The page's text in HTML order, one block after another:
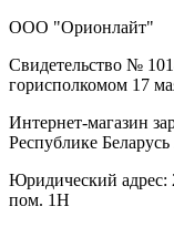
ООО "Орионлайт"
Свидетельство №
горисполкомом 17
Интернет-магазин
Республике
Юридический адрес:
пом. 1Н